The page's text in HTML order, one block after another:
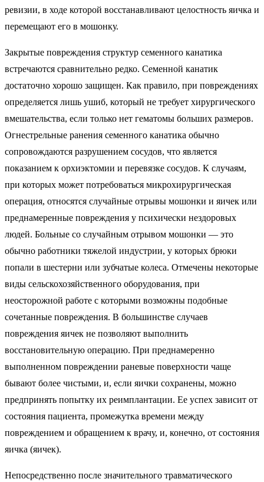
ревизии, в ходе которой восстанавливают целостность яичка и
перемещают его в мошонку.
Закрытые повреждения структур семенного канатика
встречаются сравнительно редко. Семенной канатик
достаточно хорошо защищен. Как правило, при повреждениях
определяется лишь ушиб, который не требует хирургического
вмешательства, если только нет гематомы больших размеров.
Огнестрельные ранения семенного канатика обычно
сопровождаются разрушением сосудов, что является
показанием к орхиэктомии и перевязке сосудов. К случаям,
при которых может потребоваться микрохирургическая
операция, относятся случайные отрывы мошонки и яичек или
преднамеренные повреждения у психически нездоровых
людей. Больные со случайным отрывом мошонки — это
обычно работники тяжелой индустрии, у которых брюки
попали в шестерни или зубчатые колеса. Отмечены некоторые
виды сельскохозяйственного оборудования, при
неосторожной работе с которыми возможны подобные
сочетанные повреждения. В большинстве случаев
повреждения яичек не позволяют выполнить
восстановительную операцию. При преднамеренно
выполненном повреждении раневые поверхности чаще
бывают более чистыми, и, если яички сохранены, можно
предпринять попытку их реимплантации. Ее успех зависит от
состояния пациента, промежутка времени между
повреждением и обращением к врачу, и, конечно, от состояния
яичка (яичек).
Непосредственно после значительного травматического